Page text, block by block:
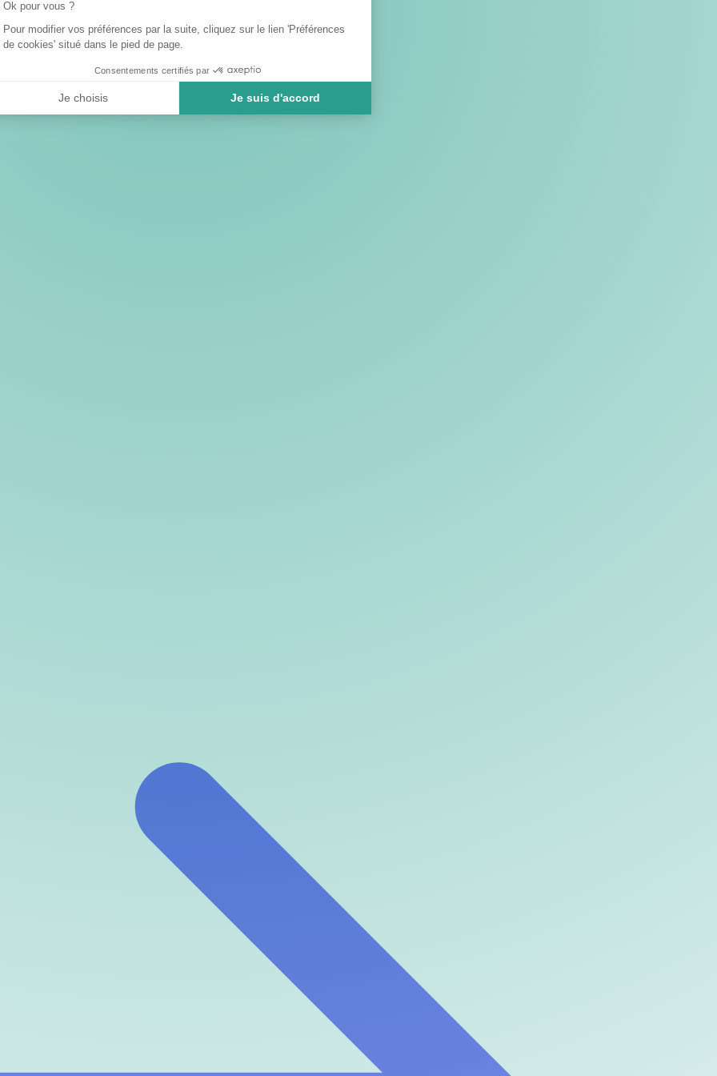
Ok pour vous ?
Pour modifier vos préférences par la suite, cliquez sur le lien 'Préférences
de cookies' situé dans le pied de page.
Consentements certifiés par
Je choisis Je suis d'accord